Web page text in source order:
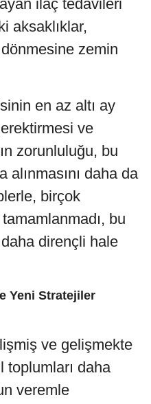
ilaç tedavileri
aksaklıklar,
zemin
en az altı ay
ve
zorunluluğu, bu
alınmasını daha da
birçok
bu
dirençli hale
Yeni Stratejiler
ve gelişmekte
toplumları daha
veremle